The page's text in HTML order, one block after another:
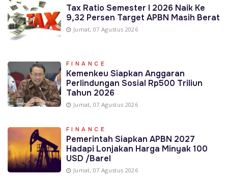
Tax Ratio Semester I 2026 Naik Ke
9,32 Persen Target APBN Masih Berat
Jumat, 07 Agustus 2026
FINANCE
Kemenkeu Siapkan Anggaran
Perlindungan Sosial Rp500 Triliun
Tahun 2026
Jumat, 07 Agustus 2026
FINANCE
Pemerintah Siapkan APBN 2027
Hadapi Lonjakan Harga Minyak 100
USD /Barel
Jumat, 07 Agustus 2026